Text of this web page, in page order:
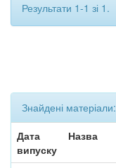
Результати 1-1 зі 1.
Знайдені матеріали:
Дата
випуску
Назва